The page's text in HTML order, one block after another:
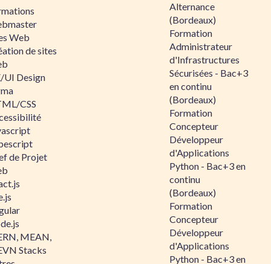
Web
de sites
UI Design
CSS
de Projet
MEAN,
Stacks
Alternance
(Bordeaux)
Formation
Administrateur
d'Infrastructures
Sécurisées - Bac+3
en continu
(Bordeaux)
Formation
Concepteur
Développeur
d'Applications
Python - Bac+3 en
continu
(Bordeaux)
Formation
Concepteur
Développeur
d'Applications
Python - Bac+3 en